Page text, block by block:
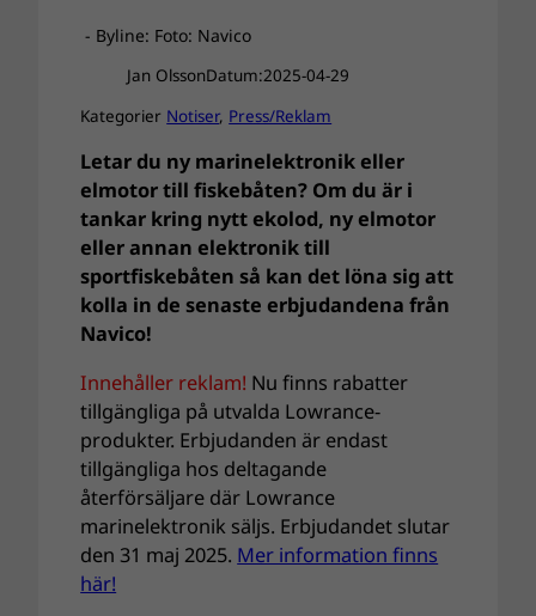
- Byline: Foto: Navico
Jan OlssonDatum:2025-04-29
Kategorier Notiser, Press/Reklam
Letar du ny marinelektronik eller
elmotor till fiskebåten? Om du är i
tankar kring nytt ekolod, ny elmotor
eller annan elektronik till
sportfiskebåten så kan det löna sig att
kolla in de senaste erbjudandena från
Navico!
Innehåller reklam! Nu finns rabatter
tillgängliga på utvalda Lowrance-
produkter. Erbjudanden är endast
tillgängliga hos deltagande
återförsäljare där Lowrance
marinelektronik säljs. Erbjudandet slutar
den 31 maj 2025. Mer information finns
här!